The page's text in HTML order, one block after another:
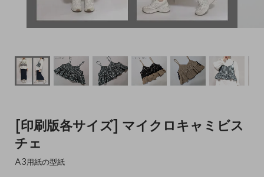
[印刷版各サイズ] マイクロキャミビス
チェ
A3用紙の型紙